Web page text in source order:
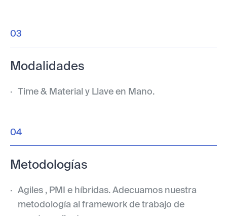
03
Modalidades
Time & Material y Llave en Mano.
04
Metodologías
Agiles , PMI e híbridas. Adecuamos nuestra
metodología al framework de trabajo de